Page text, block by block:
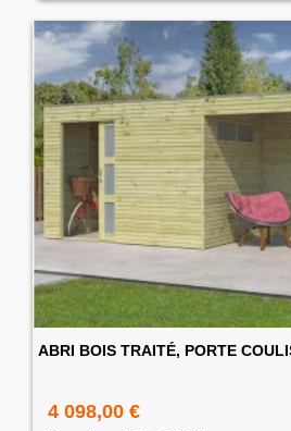
ABRI BOIS TRAITÉ, PORTE
4 098,00 €